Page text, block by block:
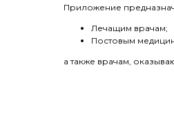
Приложение
Лечащим врачам;
Постовым
а также врачам,